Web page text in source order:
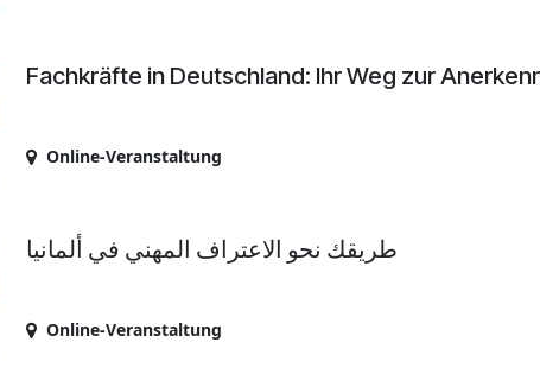
Fachkräfte in Deutschland: Ihr Weg zur
Online-Veranstaltung
طريقك نحو الاعتراف المهني في ألمانيا
Online-Veranstaltung